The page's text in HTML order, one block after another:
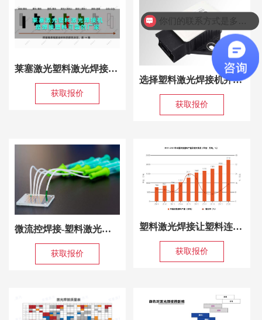
莱塞激光塑料激光焊接机是焊接塑料可靠的厂家
获取报价
选择塑料激光焊接机并没有那么难
获取报价
微流控焊接-塑料激光焊接机是键合首选！
获取报价
塑料激光焊接让塑料连接更坚固、美观、精确！
获取报价
你们的联系方式是多少？